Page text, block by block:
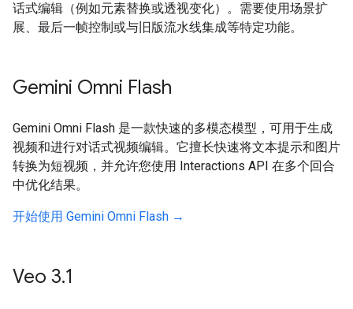
话式编辑（例如元素替换或透视变化）。需要使用场景扩
展、最后一帧控制或与旧版流水线集成等特定功能。
Gemini Omni Flash
Gemini Omni Flash 是一款快速的多模态模型，可用于生成
视频和进行对话式视频编辑。它擅长快速将文本提示和图片
转换为短视频，并允许您使用 Interactions API 在多个回合
中优化结果。
开始使用 Gemini Omni Flash →
Veo 3.1